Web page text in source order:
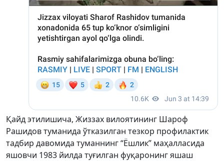
Қайд этилишича, Жиззах вилоятининг Шароф
Рашидов туманида ўтказилган тезкор профилактик
тадбир давомида туманнинг “Ёшлик” маҳалласида
яшовчи 1983 йилда туғилган фуқаронинг яшаш